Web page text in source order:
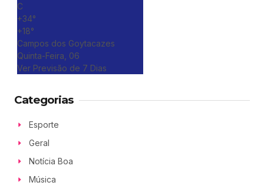
C
+34°
+18°
Campos dos Goytacazes
Quinta-Feira, 06
Ver Previsão de 7 Dias
Categorias
Esporte
Geral
Notícia Boa
Música